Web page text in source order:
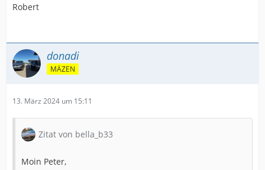
Robert
donadi
MÄZEN
13. März 2024 um 15:11
Zitat von bella_b33
Moin Peter,